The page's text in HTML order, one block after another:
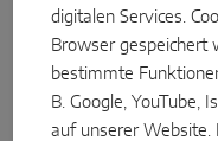
INTELLIGENTE
Sense by MACO
MACO Tronic
Aus
digitalen Services.
Browser gespeichert
bestimmte
B. Google, YouTube,
auf unserer Website.